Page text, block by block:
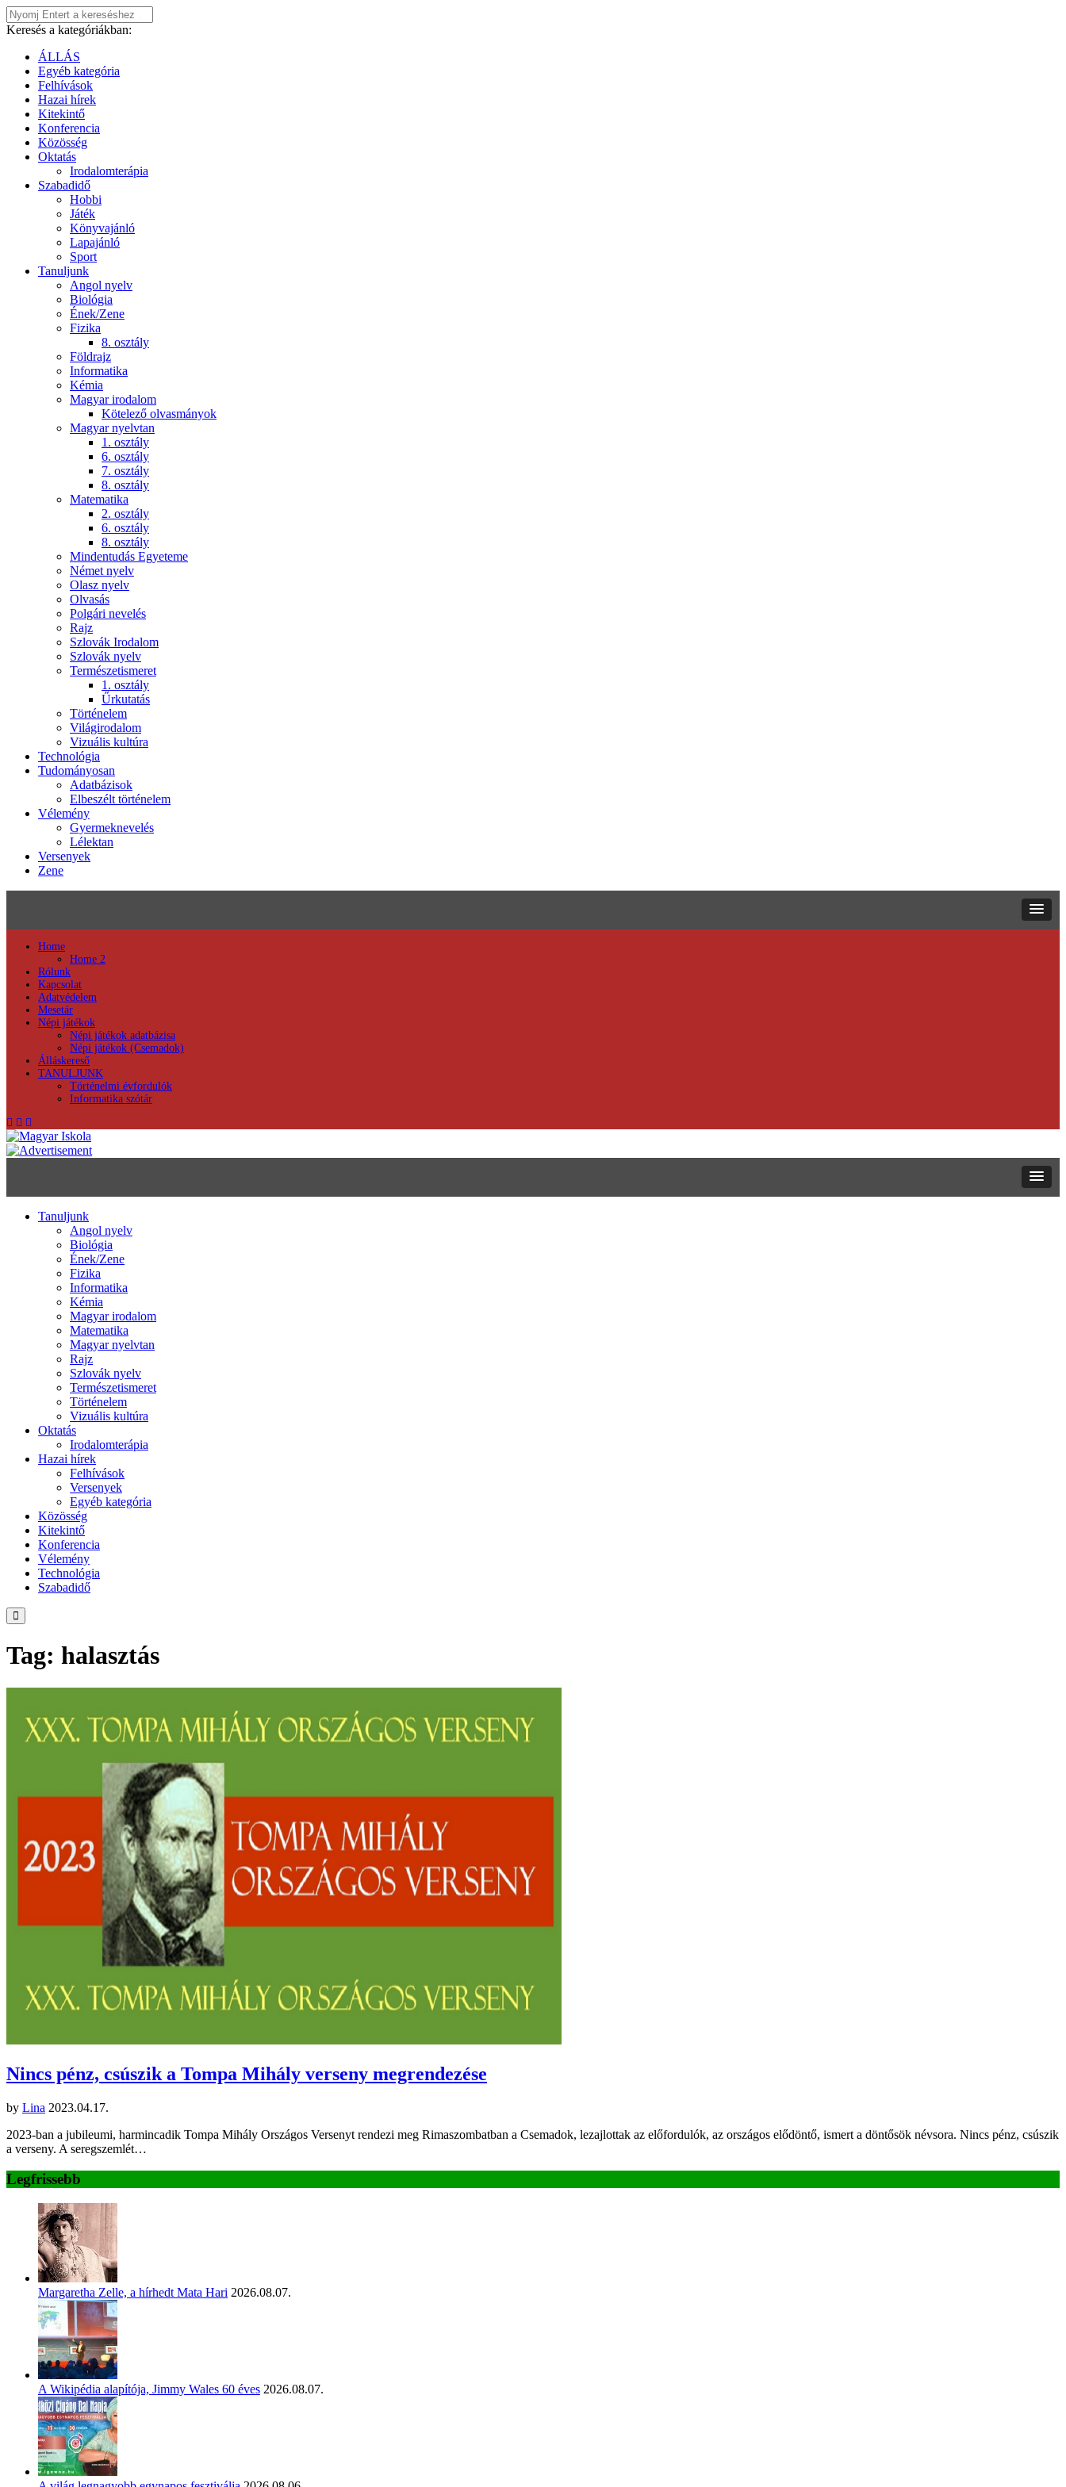
Keresés a kategóriákban:
ÁLLÁS
Egyéb kategória
Felhívások
Hazai hírek
Kitekintő
Konferencia
Közösség
Oktatás
Irodalomterápia
Szabadidő
Hobbi
Játék
Könyvajánló
Lapajánló
Sport
Tanuljunk
Angol nyelv
Biológia
Ének/Zene
Fizika
8. osztály
Földrajz
Informatika
Kémia
Magyar irodalom
Kötelező olvasmányok
Magyar nyelvtan
1. osztály
6. osztály
7. osztály
8. osztály
Matematika
2. osztály
6. osztály
8. osztály
Mindentudás Egyeteme
Német nyelv
Olasz nyelv
Olvasás
Polgári nevelés
Rajz
Szlovák Irodalom
Szlovák nyelv
Természetismeret
1. osztály
Űrkutatás
Történelem
Világirodalom
Vizuális kultúra
Technológia
Tudományosan
Adatbázisok
Elbeszélt történelem
Vélemény
Gyermeknevelés
Lélektan
Versenyek
Zene
Home
Home 2
Rólunk
Kapcsolat
Adatvédelem
Mesetár
Népi játékok
Népi játékok adatbázisa
Népi játékok (Csemadok)
Álláskereső
TANULJUNK
Történelmi évfordulók
Informatika szótár
Tanuljunk
Angol nyelv
Biológia
Ének/Zene
Fizika
Informatika
Kémia
Magyar irodalom
Matematika
Magyar nyelvtan
Rajz
Szlovák nyelv
Természetismeret
Történelem
Vizuális kultúra
Oktatás
Irodalomterápia
Hazai hírek
Felhívások
Versenyek
Egyéb kategória
Közösség
Kitekintő
Konferencia
Vélemény
Technológia
Szabadidő
Tag: halasztás
Nincs pénz, csúszik a Tompa Mihály verseny megrendezése
by Lina 2023.04.17.
2023-ban a jubileumi, harmincadik Tompa Mihály Országos Versenyt rendezi meg Rimaszombatban a Csemadok, lezajlottak az előfordulók, az országos elődöntő, ismert a döntősök névsora. Nincs pénz, csúszik
a verseny. A seregszemlét…
Legfrissebb
Margaretha Zelle, a hírhedt Mata Hari 2026.08.07.
A Wikipédia alapítója, Jimmy Wales 60 éves 2026.08.07.